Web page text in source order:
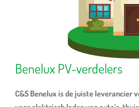
Benelux PV-verdelers
C&S Benelux is de juiste leverancier